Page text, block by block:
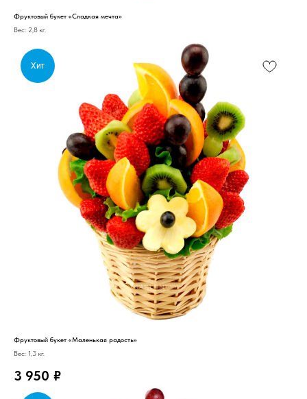
Фруктовый букет «Сладкая мечта»
Вес: 2,8 кг.
Хит
Фруктовый букет «Маленькая радость»
Вес: 1,3 кг.
3 950 ₽